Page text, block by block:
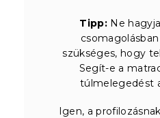
Tipp: Ne
szükséges, hogy
Segít-e a
túlmelegedést
Igen, a